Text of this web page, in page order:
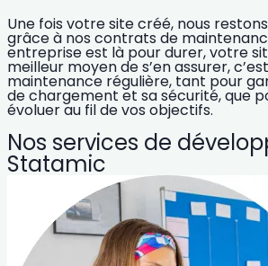
Une fois votre site créé, nous
grâce à nos contrats de
entreprise est là pour durer, votre
meilleur moyen de s’en assurer,
maintenance régulière, tant pour
de chargement et sa sécurité, que
évoluer au fil de vos objectifs.
Nos services de
Statamic